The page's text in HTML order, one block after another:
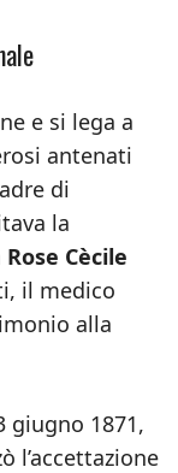
e si lega a
antenati
di
la
Rose Cècile
il medico
alla
giugno 1871,
l’accettazione